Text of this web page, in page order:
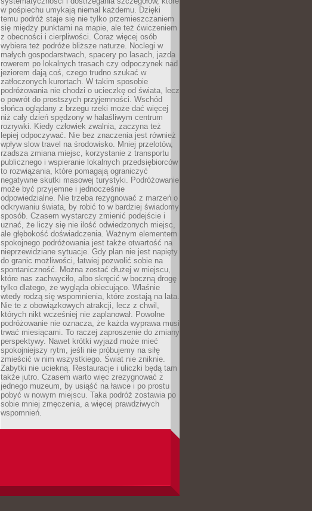
w pośpiechu umykają niemal każdemu. Dzięki
temu podróż staje się nie tylko przemieszczaniem
się między punktami na mapie, ale też ćwiczeniem
z obecności i cierpliwości. Coraz więcej osób
wybiera też podróże bliższe naturze. Noclegi w
małych gospodarstwach, spacery po lasach, jazda
rowerem po lokalnych trasach czy odpoczynek nad
jeziorem dają coś, czego trudno szukać w
zatłoczonych kurortach. W takim sposobie
podróżowania nie chodzi o ucieczkę od świata, lecz
o powrót do prostszych przyjemności. Wschód
słońca oglądany z brzegu rzeki może dać więcej
niż cały dzień spędzony w hałaśliwym centrum
rozrywki. Kiedy człowiek zwalnia, zaczyna też
lepiej odpoczywać. Nie bez znaczenia jest również
wpływ slow travel na środowisko. Mniej przelotów,
rzadsza zmiana miejsc, korzystanie z transportu
publicznego i wspieranie lokalnych przedsiębiorców
to rozwiązania, które pomagają ograniczyć
negatywne skutki masowej turystyki. Podróżowanie
może być przyjemne i jednocześnie
odpowiedzialne. Nie trzeba rezygnować z marzeń o
odkrywaniu świata, by robić to w bardziej świadomy
sposób. Czasem wystarczy zmienić podejście i
uznać, że liczy się nie ilość odwiedzonych miejsc,
ale głębokość doświadczenia. Ważnym elementem
spokojnego podróżowania jest także otwartość na
nieprzewidziane sytuacje. Gdy plan nie jest napięty
do granic możliwości, łatwiej pozwolić sobie na
spontaniczność. Można zostać dłużej w miejscu,
które nas zachwyciło, albo skręcić w boczną drogę
tylko dlatego, że wygląda obiecująco. Właśnie
wtedy rodzą się wspomnienia, które zostają na lata.
Nie te z obowiązkowych atrakcji, lecz z chwil,
których nikt wcześniej nie zaplanował. Powolne
podróżowanie nie oznacza, że każda wyprawa musi
trwać miesiącami. To raczej zaproszenie do zmiany
perspektywy. Nawet krótki wyjazd może mieć
spokojniejszy rytm, jeśli nie próbujemy na siłę
zmieścić w nim wszystkiego. Świat nie zniknie.
Zabytki nie uciekną. Restauracje i uliczki będą tam
także jutro. Czasem warto więc zrezygnować z
jednego muzeum, by usiąść na ławce i po prostu
pobyć w nowym miejscu. Taka podróż zostawia po
sobie mniej zmęczenia, a więcej prawdziwych
wspomnień.